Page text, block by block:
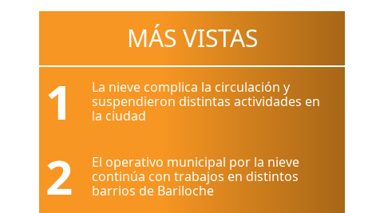
MÁS VISTAS
1
La nieve complica la circulación y
suspendieron distintas actividades en
la ciudad
2
El operativo municipal por la nieve
continúa con trabajos en distintos
barrios de Bariloche